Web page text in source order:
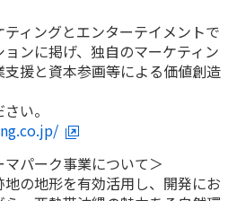
ィングとエンターテイメントで
ンに掲げ、独自のマーケティン
援と資本参画等による価値創造
い。
パーク事業について＞
の地形を有効活用し、開発にお